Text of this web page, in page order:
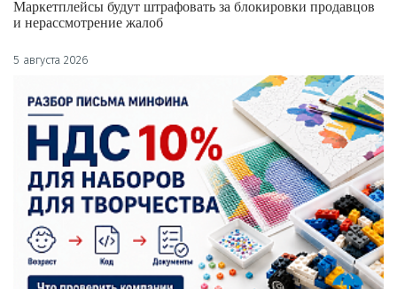
Маркетплейсы будут штрафовать за блокировки продавцов
и нерассмотрение жалоб
5 августа 2026